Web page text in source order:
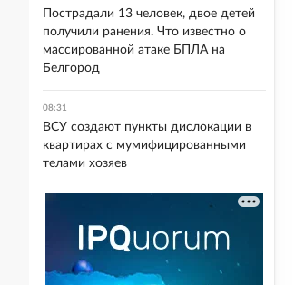
Пострадали 13 человек, двое детей
получили ранения. Что известно о
массированной атаке БПЛА на
Белгород
08:31
ВСУ создают пункты дислокации в
квартирах с мумифицированными
телами хозяев